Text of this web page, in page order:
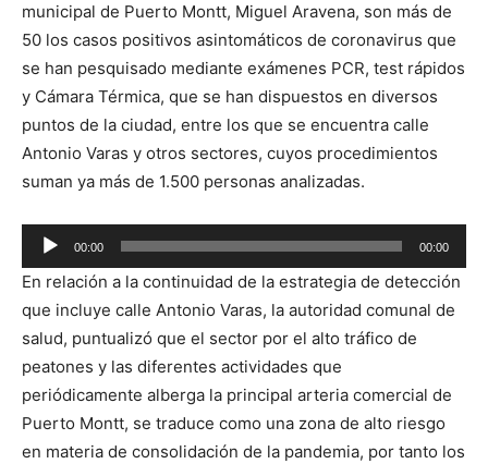
municipal de Puerto Montt, Miguel Aravena, son más de
50 los casos positivos asintomáticos de coronavirus que
se han pesquisado mediante exámenes PCR, test rápidos
y Cámara Térmica, que se han dispuestos en diversos
puntos de la ciudad, entre los que se encuentra calle
Antonio Varas y otros sectores, cuyos procedimientos
suman ya más de 1.500 personas analizadas.
Reproductor
de
audio
00:00 00:00
En relación a la continuidad de la estrategia de detección
que incluye calle Antonio Varas, la autoridad comunal de
salud, puntualizó que el sector por el alto tráfico de
peatones y las diferentes actividades que
periódicamente alberga la principal arteria comercial de
Puerto Montt, se traduce como una zona de alto riesgo
en materia de consolidación de la pandemia, por tanto los